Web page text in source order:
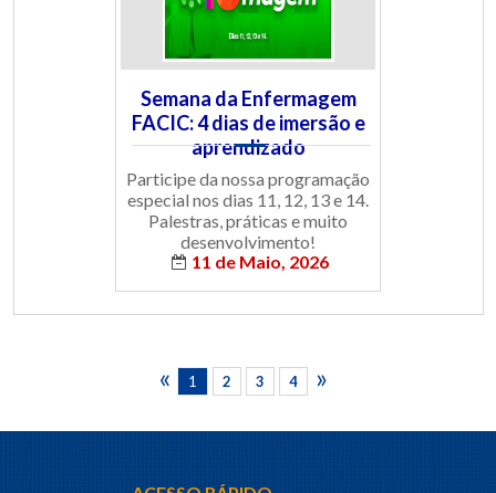
Semana da Enfermagem
FACIC: 4 dias de imersão e
aprendizado
Participe da nossa programação
especial nos dias 11, 12, 13 e 14.
Palestras, práticas e muito
desenvolvimento!
11 de Maio, 2026
« 1 2 3 4 5
»